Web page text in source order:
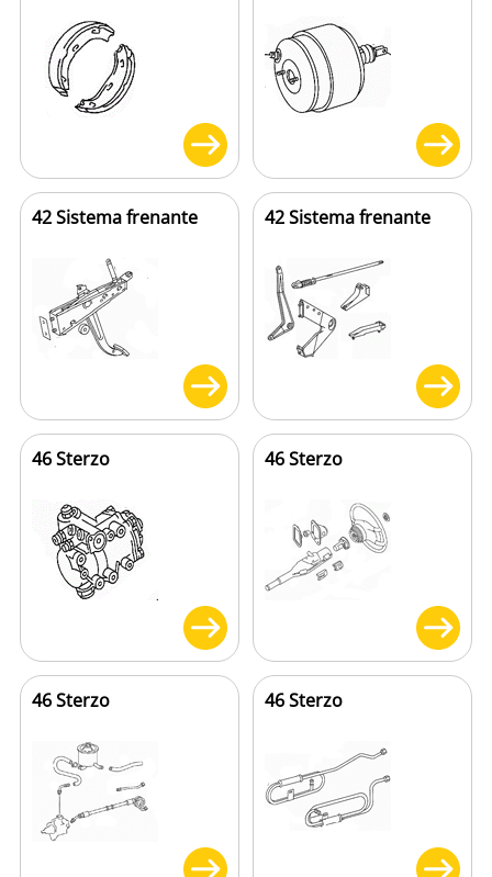
42 Sistema frenante 42 Sistema frenante
46 Sterzo 46 Sterzo
46 Sterzo 46 Sterzo